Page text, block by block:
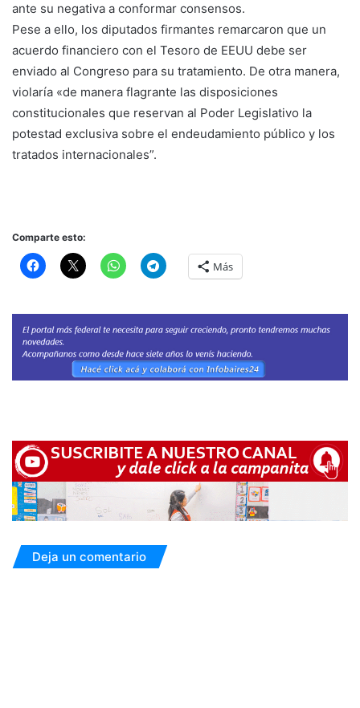
ante su negativa a conformar consensos.
Pese a ello, los diputados firmantes remarcaron que un
acuerdo financiero con el Tesoro de EEUU debe ser
enviado al Congreso para su tratamiento. De otra manera,
violaría «de manera flagrante las disposiciones
constitucionales que reservan al Poder Legislativo la
potestad exclusiva sobre el endeudamiento público y los
tratados internacionales”.
Comparte esto:
Más
Deja un comentario